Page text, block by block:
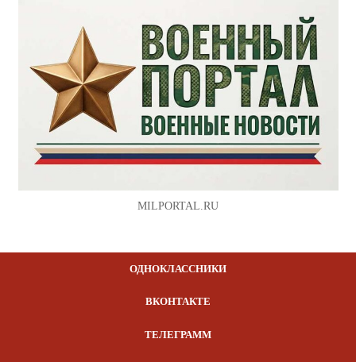
MILPORTAL.RU
ОДНОКЛАССНИКИ
ВКОНТАКТЕ
ТЕЛЕГРАММ